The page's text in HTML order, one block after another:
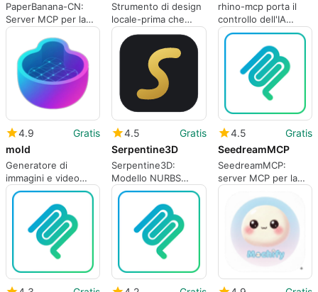
PaperBanana-CN:
Server MCP per la
generazione e
modifica di figure
accademiche
Strumento di design
locale-prima che
consente all'AI di
modificare i livelli UI
rhino-mcp porta il
controllo dell'IA
conversazionale ai
flussi di lavoro di
Rhino 3D
4.9
Gratis
mold
Generatore di
immagini e video
locale, prima CLI, per
flussi di lavoro degli
sviluppatori
4.5
Gratis
Serpentine3D
Serpentine3D:
Modello NURBS
open-source con AI
4.5
Gratis
SeedreamMCP
SeedreamMCP:
server MCP per la
generazione e
modifica di immagini
in chat